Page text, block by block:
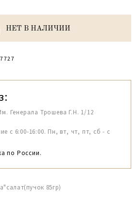
НЕТ В НАЛИЧИИ
Генерала Трошева Г.Н. 1/12
с 6:00-16:00. Пн, вт, чт, пт, сб - с
по России.
85гр)